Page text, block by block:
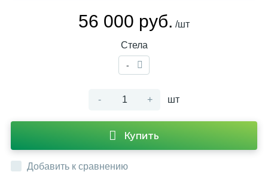
56 000 руб. /шт
Стела
-
- + шт
Купить
Добавить к сравнению